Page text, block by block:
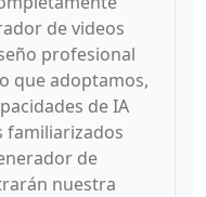
de videos
profesional
que adoptamos,
de IA
familiarizados
de
nuestra